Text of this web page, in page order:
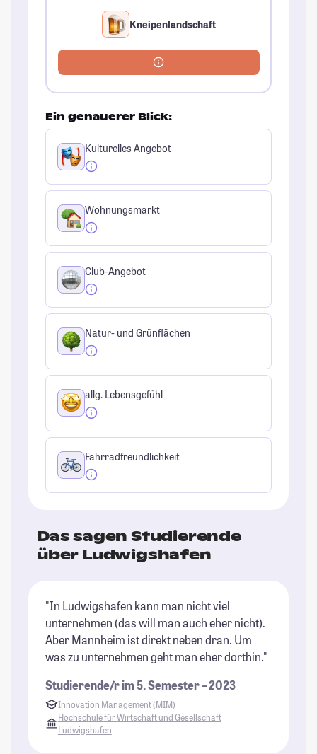
Kneipenlandschaft
Ein genauerer Blick:
Kulturelles Angebot
Wohnungsmarkt
Club-Angebot
Natur- und Grünflächen
allg. Lebensgefühl
Fahrradfreundlichkeit
Das sagen Studierende
über Ludwigshafen
"In Ludwigshafen kann man nicht viel
unternehmen (das will man auch eher nicht).
Aber Mannheim ist direkt neben dran. Um
was zu unternehmen geht man eher dorthin."
Studierende/r im 5. Semester – 2023
Innovation Management (MIM)
Hochschule für Wirtschaft und Gesellschaft
Ludwigshafen